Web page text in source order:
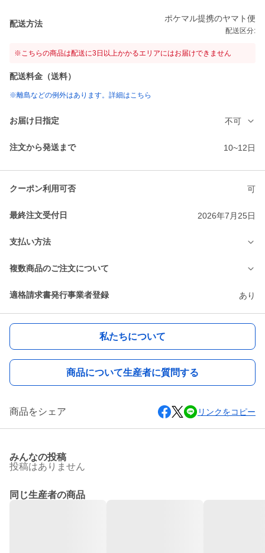
配送方法
ポケマル提携のヤマト便
配送区分:
※こちらの商品は配送に3日以上かかるエリアにはお届けできません
配送料金（送料）
※離島などの例外はあります。詳細はこちら
お届け日指定 不可
注文から発送まで 10~12日
クーポン利用可否 可
最終注文受付日 2026年7月25日
支払い方法
複数商品のご注文について
適格請求書発行事業者登録 あり
私たちについて
商品について生産者に質問する
商品をシェア リンクをコピー
みんなの投稿
投稿はありません
同じ生産者の商品